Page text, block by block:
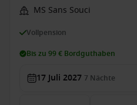
MS Sans Souci
Vollpension
Bis zu 99 € Bordguthaben
17 Juli 2027 7 Nächte